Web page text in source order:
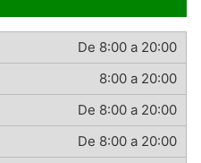
De 8:00 a 20:00
8:00 a 20:00
De 8:00 a 20:00
De 8:00 a 20:00